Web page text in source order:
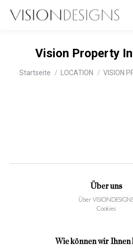
Vision Property
Startseite LOCATION VISION
Über uns
Über
Cookies
Wie können wir Ihnen